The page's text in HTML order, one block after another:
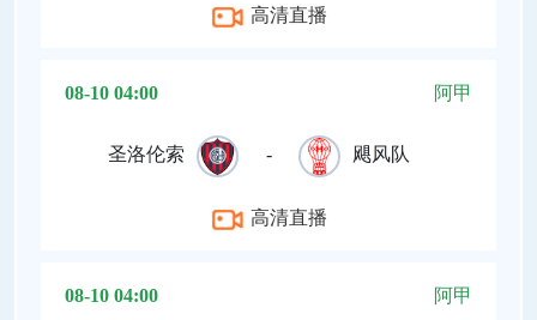
高清直播
08-10 04:00 阿甲
圣洛伦索 - 飓风队
高清直播
08-10 04:00 阿甲